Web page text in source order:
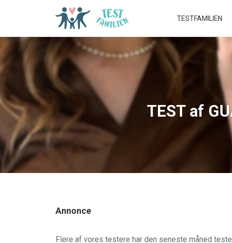
TESTFAMILIEN
TEST af
Annonce
Flere af vores testere har den seneste måned